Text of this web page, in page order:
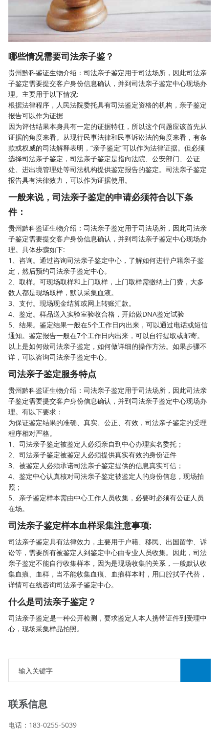
哪些情况需要司法亲子鉴？
贵州黔科鉴证生物介绍：司法亲子鉴定用于司法场所，因此司法亲
子鉴定需要提交客户身份信息确认，并到司法亲子鉴定中心现场办
理。主要用于以下情况:
根据法律程序，人民法院委托具有司法鉴定资格的机构，亲子鉴定
报告可以作为证据
因为评估结果本身具有一定的证据特征，所以这个问题应该首先从
证据的角度来看。从现行民事法律和民事诉讼法的角度来看，有条
款或权威的司法解释表明，“亲子鉴定”可以作为法律证据。但必须
选择司法亲子鉴定，司法亲子鉴定是指向法院、公安部门、公证
处、进出境管理处等司法机构提供鉴定报告的鉴定。司法亲子鉴定
报告具有法律效力，可以作为证据使用。
一般来说，司法亲子鉴定的申请必须符合以下条
件：
贵州黔科鉴证生物介绍：司法亲子鉴定用于司法场所，因此司法亲
子鉴定需要提交客户身份信息确认，并到司法亲子鉴定中心现场办
理。具体步骤如下:
1、咨询。通过咨询司法亲子鉴定中心，了解如何进行户籍亲子鉴
定，然后预约司法亲子鉴定中心。
2、取样。可现场取样和上门取样，上门取样需缴纳上门费，大多
数人都是现场取样，默认采集血液。
3、支付。现场现金结算或网上转账汇款。
4、鉴定。样品送入实验室验收合格，开始做DNA鉴定试验
5、结果。鉴定结果一般在5个工作日内出来，可以通过电话或短信
通知。鉴定报告一般在7个工作日内出来，可以自行提取或邮寄。
以上是如何做司法亲子鉴定，如何做详细的操作方法。如果步骤不
详，可以咨询司法亲子鉴定中心。
司法亲子鉴定服务特点
贵州黔科鉴证生物介绍：司法亲子鉴定用于司法场所，因此司法亲
子鉴定需要提交客户身份信息确认，并到司法亲子鉴定中心现场办
理。有以下要求：
为保证鉴定结果的准确、真实、公正、有效，司法亲子鉴定的受理
程序相对严格。
1、司法亲子鉴定被鉴定人必须亲自到中心办理实名委托；
2、司法亲子鉴定被鉴定人必须提供真实有效的身份证件
3、被鉴定人必须承诺司法亲子鉴定提供的信息真实可信；
4、鉴定中心认真核对司法亲子鉴定被鉴定人的身份信息，现场拍
照；
5、亲子鉴定样本需由中心工作人员收集，必要时必须有公证人员
在场。
司法亲子鉴定样本血样采集注意事项:
司法亲子鉴定具有法律效力，主要用于户籍、移民、出国留学、诉
讼等，需要所有被鉴定人到鉴定中心由专业人员收集。因此，司法
亲子鉴定不能自行收集样本，因为是现场收集的关系，一般默认收
集血痕、血样，当不能收集血痕、血痕样本时，用口腔拭子代替，
详情可在线咨询司法亲子鉴定中心。
什么是司法亲子鉴定？
司法亲子鉴定是一种公开检测，要求鉴定人本人携带证件到受理中
心，现场采集样品拍照。
联系信息
电话：183-0255-5039